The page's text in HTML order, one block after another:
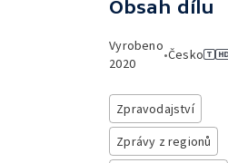
Obsah dílu
Vyrobeno
2020
•Česko
Zpravodajství
Zprávy z regionů